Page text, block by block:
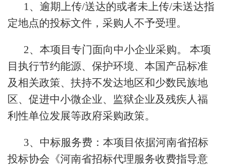
1、逾期上传/送达的或者未上传/未送达指
定地点的投标文件，采购人不予受理。
2、本项目专门面向中小企业采购。 本项
目执行节约能源、保护环境、本国产品标准
及相关政策、扶持不发达地区和少数民族地
区、促进中小微企业、监狱企业及残疾人福
利性单位发展等政府采购政策。
3、中标服务费：本项目依据河南省招标
投标协会《河南省招标代理服务收费指导意